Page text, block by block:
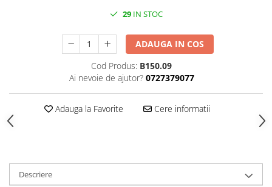
29IN STOC
ADAUGA IN COS
Cod Produs: B150.09
Ai nevoie de ajutor? 0727379077
Adauga la Favorite Cere informatii
Descriere